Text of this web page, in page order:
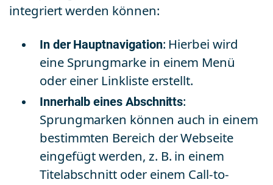
integriert werden können:
In der Hauptnavigation: Hierbei wird
eine Sprungmarke in einem Menü
oder einer Linkliste erstellt.
Innerhalb eines Abschnitts:
Sprungmarken können auch in einem
bestimmten Bereich der Webseite
eingefügt werden, z. B. in einem
Titelabschnitt oder einem Call-to-